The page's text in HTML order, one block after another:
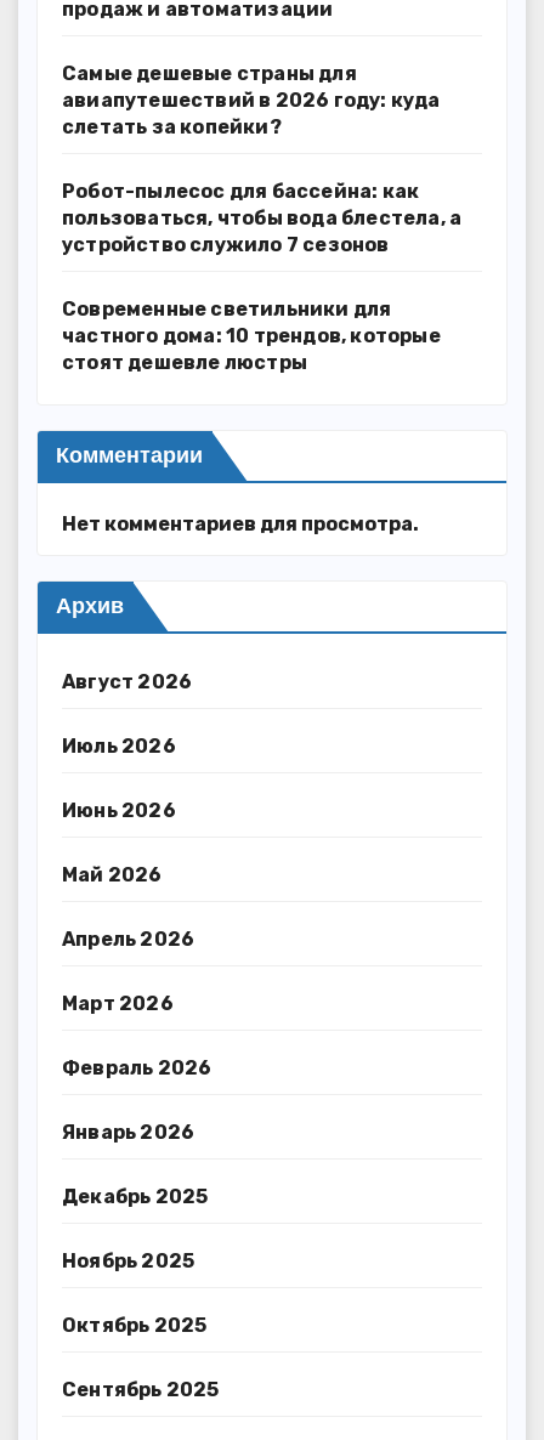
продаж и автоматизации
Самые дешевые страны для
авиапутешествий в 2026 году: куда
слетать за копейки?
Робот-пылесос для бассейна: как
пользоваться, чтобы вода блестела, а
устройство служило 7 сезонов
Современные светильники для
частного дома: 10 трендов, которые
стоят дешевле люстры
Комментарии
Нет комментариев для просмотра.
Архив
Август 2026
Июль 2026
Июнь 2026
Май 2026
Апрель 2026
Март 2026
Февраль 2026
Январь 2026
Декабрь 2025
Ноябрь 2025
Октябрь 2025
Сентябрь 2025